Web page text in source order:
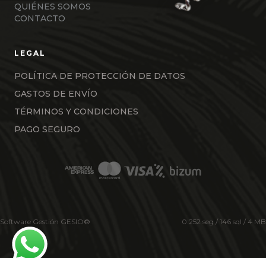
QUIÉNES SOMOS
CONTACTO
POLÍTICA DE PROTECCIÓN DE DATOS
GASTOS DE ENVÍO
TÉRMINOS Y CONDICIONES
PAGO SEGURO
Software Gestión GESIO® 0.252 seg / 146 sql / 4 MB